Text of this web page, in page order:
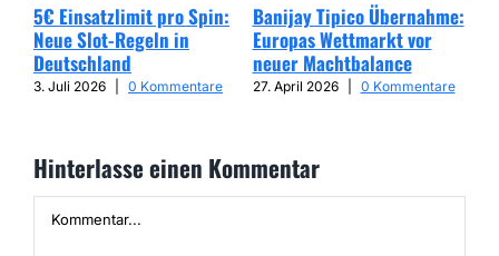
5€ Einsatzlimit pro Spin:
Neue Slot-Regeln in
Deutschland
3. Juli 2026 0 Kommentare
Banijay Tipico Übernahme:
Europas Wettmarkt vor
neuer Machtbalance
27. April 2026 0 Kommentare
Hinterlasse einen Kommentar